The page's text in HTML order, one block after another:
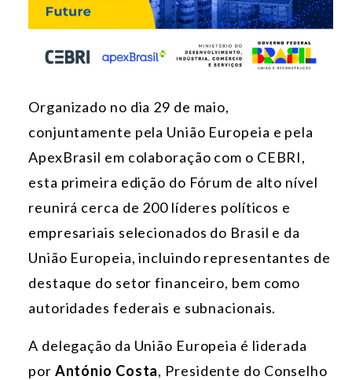
Organizado no dia 29 de maio,
conjuntamente pela União Europeia e pela
ApexBrasil em colaboração com o CEBRI,
esta primeira edição do Fórum de alto nível
reunirá cerca de 200 líderes políticos e
empresariais selecionados do Brasil e da
União Europeia, incluindo representantes de
destaque do setor financeiro, bem como
autoridades federais e subnacionais.
A delegação da União Europeia é liderada
por António Costa, Presidente do Conselho